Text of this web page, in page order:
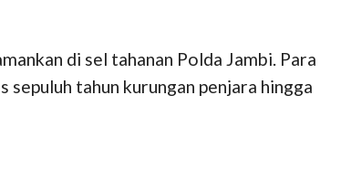
di sel tahanan Polda Jambi. Para
tahun kurungan penjara hingga